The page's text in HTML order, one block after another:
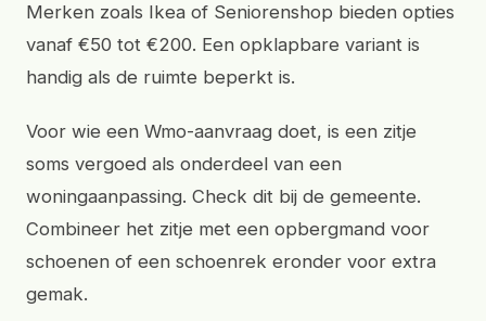
Merken zoals Ikea of Seniorenshop bieden opties
vanaf €50 tot €200. Een opklapbare variant is
handig als de ruimte beperkt is.
Voor wie een Wmo-aanvraag doet, is een zitje
soms vergoed als onderdeel van een
woningaanpassing. Check dit bij de gemeente.
Combineer het zitje met een opbergmand voor
schoenen of een schoenrek eronder voor extra
gemak.